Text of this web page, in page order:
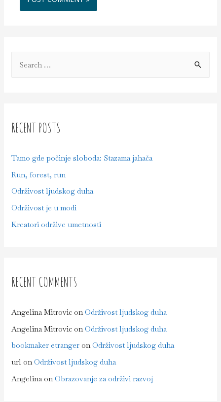
RECENT POSTS
Tamo gde počinje sloboda: Stazama jahača
Run, forest, run
Održivost ljudskog duha
Održivost je u modi
Kreatori održive umetnosti
RECENT COMMENTS
Angelina Mitrovic onOdrživost ljudskog duha
Angelina Mitrovic onOdrživost ljudskog duha
bookmaker etranger onOdrživost ljudskog duha
url onOdrživost ljudskog duha
AngelinaonObrazovanje za održivi razvoj